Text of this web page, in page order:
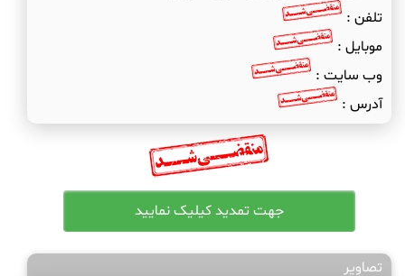
تلفن :
موبایل :
وب سایت :
آدرس :
تصاویر